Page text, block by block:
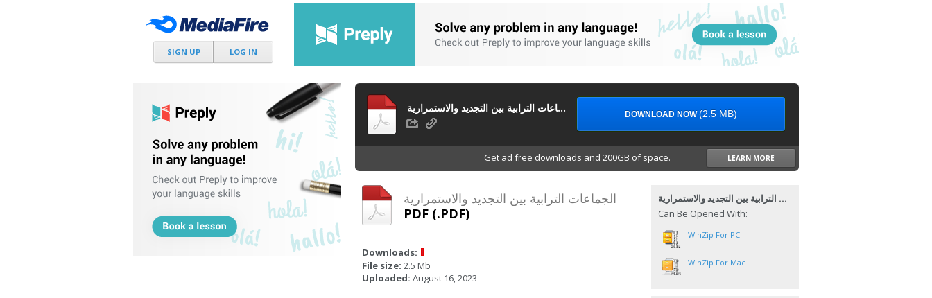
SIGN UP LOG IN
Get ad free downloads and 200GB of space. LEARN MORE
الجماعات الترابية بين التجديد والاستمرارية
PDF (.PDF)
Downloads:
File size: 2.5 Mb
Uploaded: August 16, 2023
الجماعات الترابية بين التجديد والاستمرارية
Can Be Opened With:
WinZip For PC
WinZip For Mac
الجماعات الترابية بين التجديد والاستمرارية DOWNLOAD NOW(2.5 MB)